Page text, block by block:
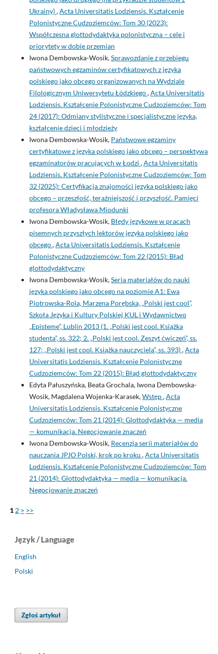
Ukrainy),Acta Universitatis Lodziensis. Kształcenie
Polonistyczne Cudzoziemców: Tom 30 (2023):
Współczesna glottodydaktyka polonistyczna – cele i
priorytety w dobie przemian
Iwona Dembowska-Wosik,Sprawozdanie z przebiegu
państwowych egzaminów certyfikatowych z języka
polskiego jako obcego organizowanych na Wydziale
Filologicznym Uniwersytetu Łódzkiego,Acta Universitatis
Lodziensis. Kształcenie Polonistyczne Cudzoziemców: Tom
24 (2017): Odmiany stylistyczne i specjalistyczne języka,
kształcenie dzieci i młodzieży
Iwona Dembowska-Wosik, Państwowe egzaminy
certyfikatowe z języka polskiego jako obcego – perspektywa
egzaminatorów pracujących w Łodzi ,Acta Universitatis
Lodziensis. Kształcenie Polonistyczne Cudzoziemców: Tom
32 (2025): Certyfikacja znajomości języka polskiego jako
obcego – przeszłość, teraźniejszość i przyszłość. Pamięci
profesora Władysława Miodunki
Iwona Dembowska-Wosik, Błędy językowe w pracach
pisemnych przyszłych lektorów języka polskiego jako
obcego,Acta Universitatis Lodziensis. Kształcenie
Polonistyczne Cudzoziemców: Tom 22 (2015): Błąd
glottodydaktyczny
Iwona Dembowska-Wosik,Seria materiałów do nauki
języka polskiego jako obcego na poziomie A1: Ewa
Piotrowska-Rola, Marzena Porębska, „Polski jest cool”,
Szkoła Języka i Kultury Polskiej KUL i Wydawnictwo
„Episteme”, Lublin 2013 (1. „Polski jest cool. Książka
studenta”, ss. 322; 2. „Polski jest cool. Zeszyt ćwiczeń”, ss.
127; „Polski jest cool. Książka nauczyciela”, ss. 393),Acta
Universitatis Lodziensis. Kształcenie Polonistyczne
Cudzoziemców: Tom 22 (2015): Błąd glottodydaktyczny
Edyta Pałuszyńska, Beata Grochala, Iwona Dembowska-
Wosik, Magdalena Wojenka-Karasek,Wstęp,Acta
Universitatis Lodziensis. Kształcenie Polonistyczne
Cudzoziemców: Tom 21 (2014): Glottodydaktyka — media
— komunikacja. Negocjowanie znaczeń
Iwona Dembowska-Wosik, Recenzja serii materiałów do
nauczania JPJO Polski, krok po kroku ,Acta Universitatis
Lodziensis. Kształcenie Polonistyczne Cudzoziemców: Tom
21 (2014): Glottodydaktyka — media — komunikacja.
Negocjowanie znaczeń
1 2 > >>
Język / Language
English
Polski
Zgłoś artykuł